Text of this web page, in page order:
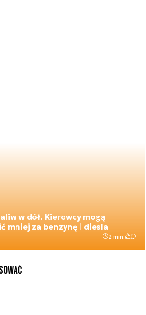
w dół. Kierowcy mogą
mniej za benzynę i diesla
2 min.